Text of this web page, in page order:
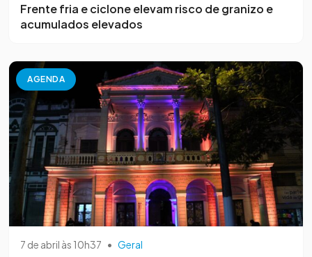
Frente fria e ciclone elevam risco de granizo e
acumulados elevados
AGENDA
7 de abril às 10h37 • Geral